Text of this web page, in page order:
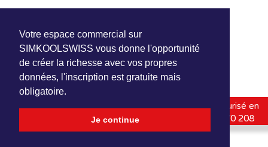
Votre espace commercial sur
SIMKOOLSWISS vous donne l'opportunité
de créer la richesse avec vos propres
données, l'inscription est gratuite mais
obligatoire.
Je continue
RETROUVER NOUS
SimKoolSwiss
1994-2020 | Hébergé-Protégé-Sécurisé en
HPNetwork Sàrl | Online : +41 800 070 208